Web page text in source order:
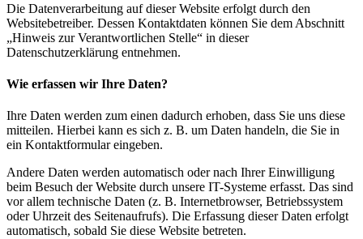
Die Datenverarbeitung auf dieser Website erfolgt durch den
Websitebetreiber. Dessen Kontaktdaten können Sie dem Abschnitt
„Hinweis zur Verantwortlichen Stelle“ in dieser
Datenschutzerklärung entnehmen.
Wie erfassen wir Ihre Daten?
Ihre Daten werden zum einen dadurch erhoben, dass Sie uns diese
mitteilen. Hierbei kann es sich z. B. um Daten handeln, die Sie in
ein Kontaktformular eingeben.
Andere Daten werden automatisch oder nach Ihrer Einwilligung
beim Besuch der Website durch unsere IT-Systeme erfasst. Das sind
vor allem technische Daten (z. B. Internetbrowser, Betriebssystem
oder Uhrzeit des Seitenaufrufs). Die Erfassung dieser Daten erfolgt
automatisch, sobald Sie diese Website betreten.